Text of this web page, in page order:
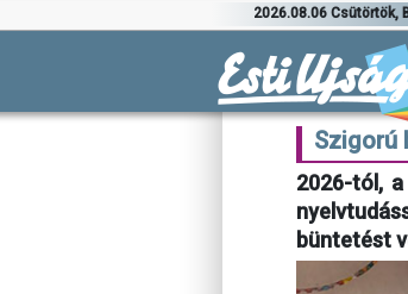
2026.08.06 Csütörtök,
Szigorú
2026-tól,
büntetést